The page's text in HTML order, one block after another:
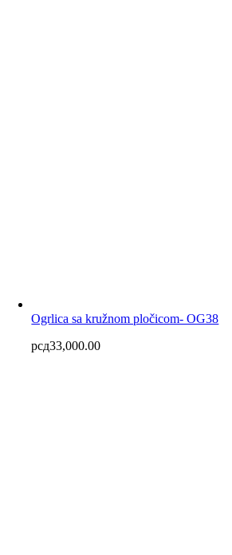
Ogrlica sa kružnom pločicom- OG38
рсд33,000.00